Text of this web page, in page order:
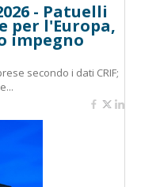
- Patuelli
per l'Europa,
impegno
secondo i dati CRIF;